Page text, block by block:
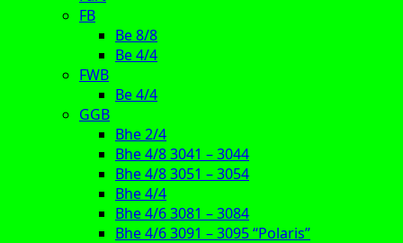
FB
Be 8/8
Be 4/4
FWB
Be 4/4
GGB
Bhe 2/4
Bhe 4/8 3041 – 3044
Bhe 4/8 3051 – 3054
Bhe 4/4
Bhe 4/6 3081 – 3084
Bhe 4/6 3091 – 3095 “Polaris”